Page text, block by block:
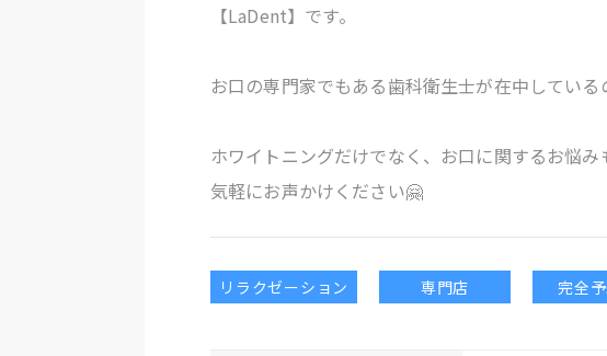
【LaDent】です。
お口の専門家でもある歯科衛生士が在中している
ホワイトニングだけでなく、お口に関するお悩み
気軽にお声かけください🤗
リラクゼーション 専門店 完全